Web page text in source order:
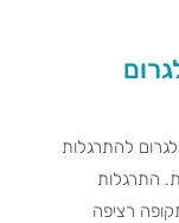
להתרגלות
התרגלות
רציפה